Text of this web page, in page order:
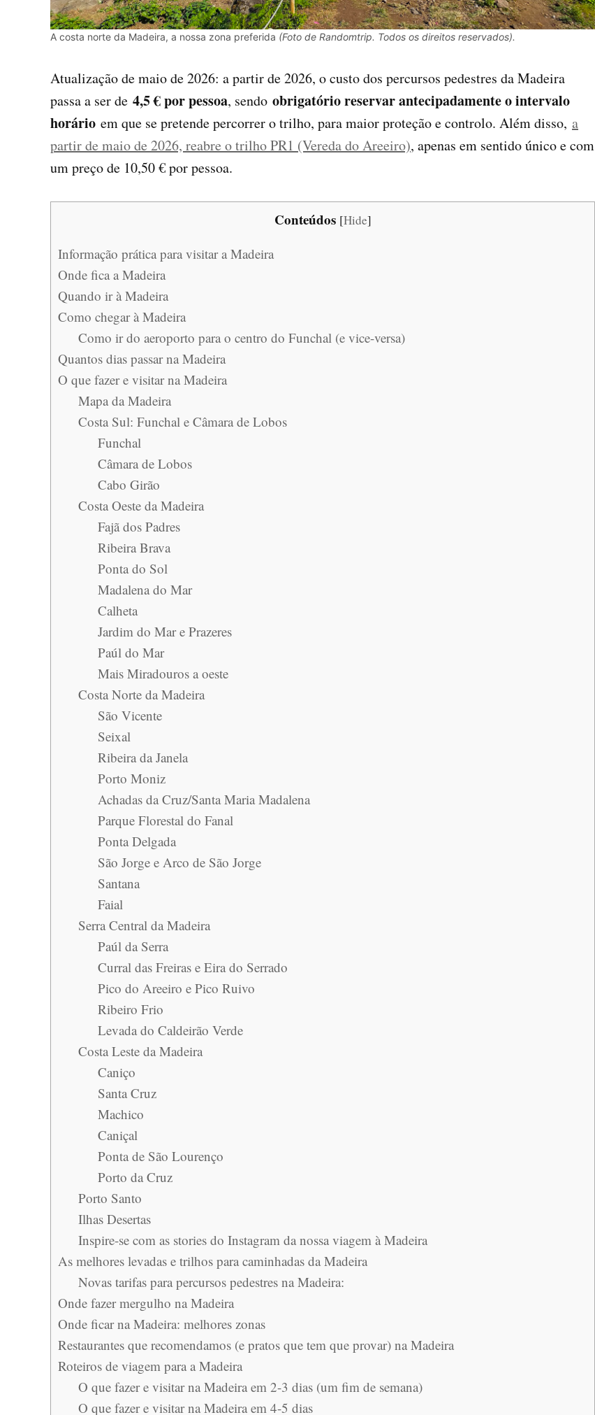
A costa norte da Madeira, a nossa zona preferida (Foto de Randomtrip. Todos os direitos reservados).
Atualização de maio de 2026: a partir de 2026, o custo dos percursos pedestres da Madeira
passa a ser de 4,5 € por pessoa, sendo obrigatório reservar antecipadamente o intervalo
horário em que se pretende percorrer o trilho, para maior proteção e controlo. Além disso, a
partir de maio de 2026, reabre o trilho PR1 (Vereda do Areeiro), apenas em sentido único e com
um preço de 10,50 € por pessoa.
Conteúdos [Hide]
Informação prática para visitar a Madeira
Onde fica a Madeira
Quando ir à Madeira
Como chegar à Madeira
Como ir do aeroporto para o centro do Funchal (e vice-versa)
Quantos dias passar na Madeira
O que fazer e visitar na Madeira
Mapa da Madeira
Costa Sul: Funchal e Câmara de Lobos
Funchal
Câmara de Lobos
Cabo Girão
Costa Oeste da Madeira
Fajã dos Padres
Ribeira Brava
Ponta do Sol
Madalena do Mar
Calheta
Jardim do Mar e Prazeres
Paúl do Mar
Mais Miradouros a oeste
Costa Norte da Madeira
São Vicente
Seixal
Ribeira da Janela
Porto Moniz
Achadas da Cruz/Santa Maria Madalena
Parque Florestal do Fanal
Ponta Delgada
São Jorge e Arco de São Jorge
Santana
Faial
Serra Central da Madeira
Paúl da Serra
Curral das Freiras e Eira do Serrado
Pico do Areeiro e Pico Ruivo
Ribeiro Frio
Levada do Caldeirão Verde
Costa Leste da Madeira
Caniço
Santa Cruz
Machico
Caniçal
Ponta de São Lourenço
Porto da Cruz
Porto Santo
Ilhas Desertas
Inspire-se com as stories do Instagram da nossa viagem à Madeira
As melhores levadas e trilhos para caminhadas da Madeira
Novas tarifas para percursos pedestres na Madeira:
Onde fazer mergulho na Madeira
Onde ficar na Madeira: melhores zonas
Restaurantes que recomendamos (e pratos que tem que provar) na Madeira
Roteiros de viagem para a Madeira
O que fazer e visitar na Madeira em 2-3 dias (um fim de semana)
O que fazer e visitar na Madeira em 4-5 dias